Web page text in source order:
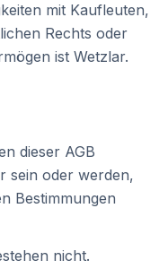
mit Kaufleuten,
Rechts oder
ist Wetzlar.
dieser AGB
sein oder werden,
Bestimmungen
nicht.